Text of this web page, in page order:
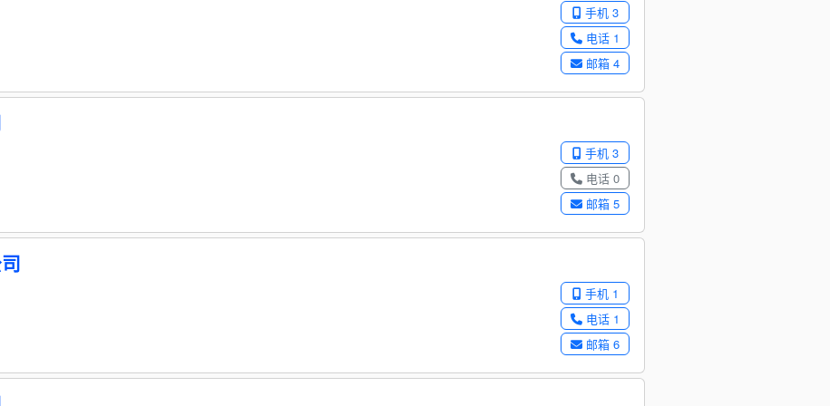
手机 3
电话 1
邮箱 4
手机 3
电话 0
邮箱 5
手机 1
电话 1
邮箱 6